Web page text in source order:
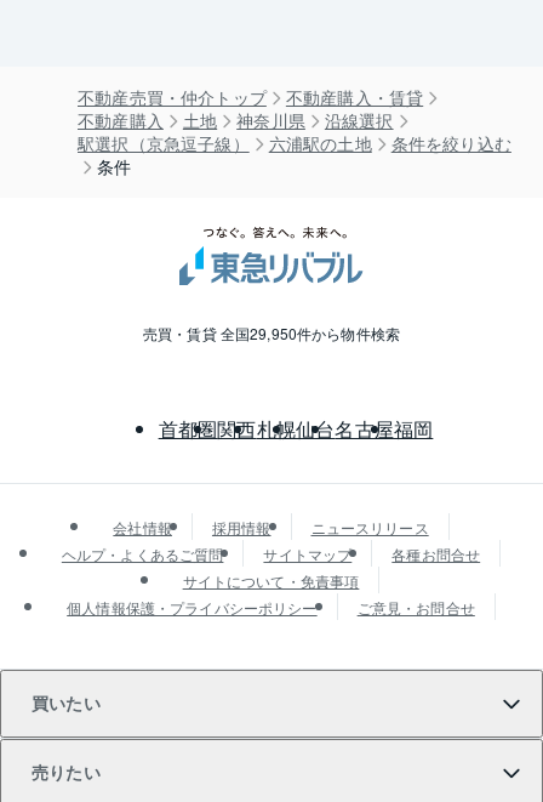
不動産売買・仲介トップ
不動産購入・賃貸
不動産購入
土地 神奈川県
沿線選択
駅選択（京急逗子線）
六浦駅の土地
条件を絞り込む
条件
売買・賃貸 全国29,950件から物件検索
首都圏関西札幌仙台名古屋福岡
会社情報 採用情報
ニュースリリース
ヘルプ・よくあるご質問
サイトマップ
各種お問合せ
サイトについて・免責事項
個人情報保護・プライバシーポリシー
ご意見・お問合せ
買いたい
売りたい